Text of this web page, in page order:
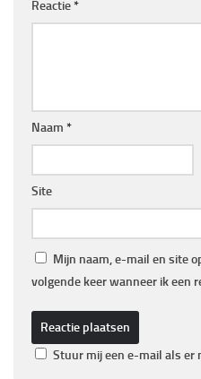
Reactie*
Naam *
Site
Mijn naam, e-mail en site
volgende keer wanneer ik een
Stuur mij een e-mail als er